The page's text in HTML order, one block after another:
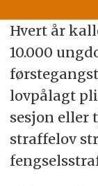
Hvert år
10.000
lovpålagt
sesjon
straffelov